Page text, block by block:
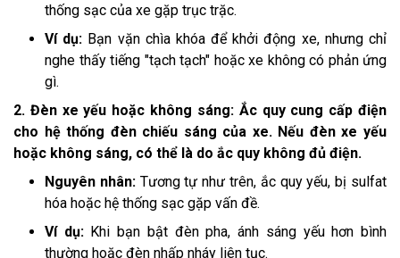
thống sạc của xe gặp trục trặc.
Ví dụ: Bạn vặn chìa khóa để khởi động xe, nhưng chỉ
nghe thấy tiếng "tạch tạch" hoặc xe không có phản ứng
gì.
2. Đèn xe yếu hoặc không sáng: Ắc quy cung cấp điện
cho hệ thống đèn chiếu sáng của xe. Nếu đèn xe yếu
hoặc không sáng, có thể là do ắc quy không đủ điện.
Nguyên nhân: Tương tự như trên, ắc quy yếu, bị sulfat
hóa hoặc hệ thống sạc gặp vấn đề.
Ví dụ: Khi bạn bật đèn pha, ánh sáng yếu hơn bình
thường hoặc đèn nhấp nháy liên tục.